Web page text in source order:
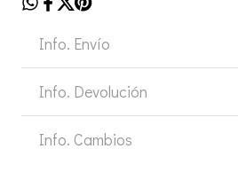
Info. Envío
Info. Devolución
Info. Cambios